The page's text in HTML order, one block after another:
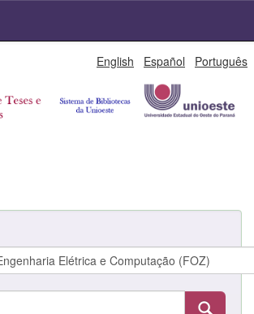
English Español Português